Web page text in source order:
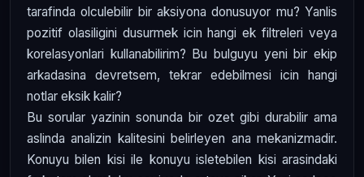
tarafinda olculebilir bir aksiyona donusuyor mu? Yanlis
pozitif olasiligini dusurmek icin hangi ek filtreleri veya
korelasyonlari kullanabilirim? Bu bulguyu yeni bir ekip
arkadasina devretsem, tekrar edebilmesi icin hangi
notlar eksik kalir?
Bu sorular yazinin sonunda bir ozet gibi durabilir ama
aslinda analizin kalitesini belirleyen ana mekanizmadir.
Konuyu bilen kisi ile konuyu isletebilen kisi arasindaki